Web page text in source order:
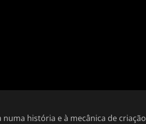
história e à mecânica de criação